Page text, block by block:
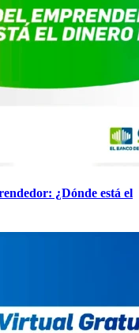
¿Dónde está el